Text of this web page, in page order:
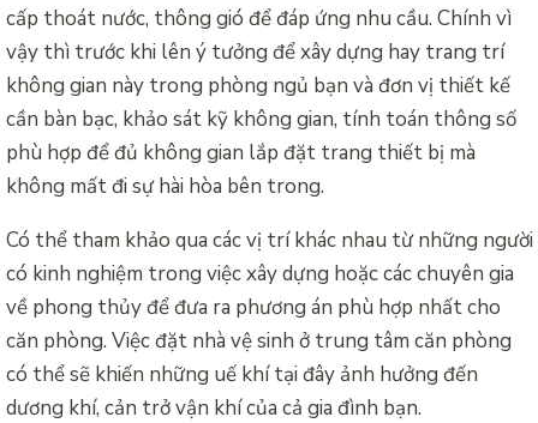
cấp thoát nước, thông gió để đáp ứng nhu cầu. Chính vì
vậy thì trước khi lên ý tưởng để xây dựng hay trang trí
không gian này trong phòng ngủ bạn và đơn vị thiết kế
cần bàn bạc, khảo sát kỹ không gian, tính toán thông số
phù hợp để đủ không gian lắp đặt trang thiết bị mà
không mất đi sự hài hòa bên trong.
Có thể tham khảo qua các vị trí khác nhau từ những người
có kinh nghiệm trong việc xây dựng hoặc các chuyên gia
về phong thủy để đưa ra phương án phù hợp nhất cho
căn phòng. Việc đặt nhà vệ sinh ở trung tâm căn phòng
có thể sẽ khiến những uế khí tại đây ảnh hưởng đến
dương khí, cản trở vận khí của cả gia đình bạn.